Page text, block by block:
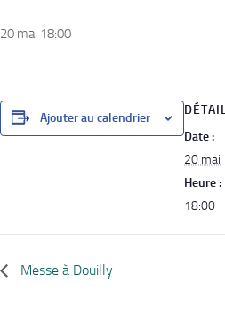
20 mai 18:00
Ajouter au calendrier
Date :
20 mai
Heure :
18:00
Messe à Douilly